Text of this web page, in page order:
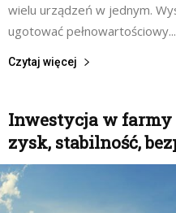
wielu urządzeń w jednym.
ugotować pełnowartościowy...
Czytaj więcej
Inwestycja w
zysk, stabilność,